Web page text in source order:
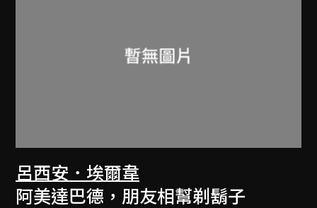
呂西安．埃爾韋
阿美達巴德，朋友相幫剃鬍子